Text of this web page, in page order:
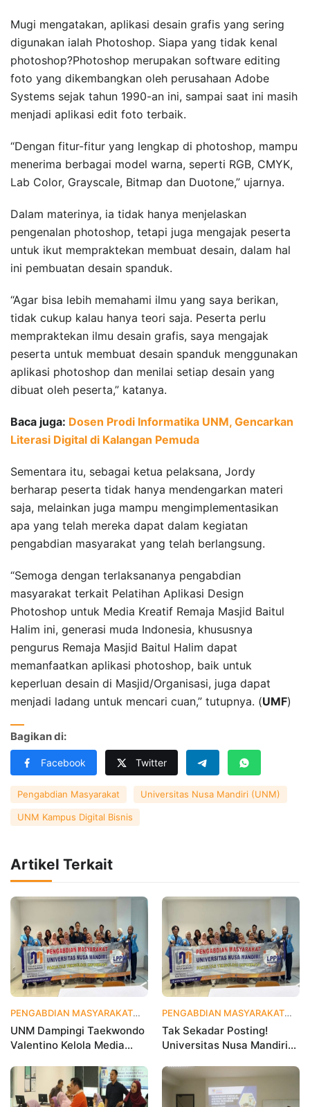
Mugi mengatakan, aplikasi desain grafis yang sering
digunakan ialah Photoshop. Siapa yang tidak kenal
photoshop?Photoshop merupakan software editing
foto yang dikembangkan oleh perusahaan Adobe
Systems sejak tahun 1990-an ini, sampai saat ini masih
menjadi aplikasi edit foto terbaik.
“Dengan fitur-fitur yang lengkap di photoshop, mampu
menerima berbagai model warna, seperti RGB, CMYK,
Lab Color, Grayscale, Bitmap dan Duotone,” ujarnya.
Dalam materinya, ia tidak hanya menjelaskan
pengenalan photoshop, tetapi juga mengajak peserta
untuk ikut mempraktekan membuat desain, dalam hal
ini pembuatan desain spanduk.
“Agar bisa lebih memahami ilmu yang saya berikan,
tidak cukup kalau hanya teori saja. Peserta perlu
mempraktekan ilmu desain grafis, saya mengajak
peserta untuk membuat desain spanduk menggunakan
aplikasi photoshop dan menilai setiap desain yang
dibuat oleh peserta,” katanya.
Baca juga: Dosen Prodi Informatika UNM, Gencarkan
Literasi Digital di Kalangan Pemuda
Sementara itu, sebagai ketua pelaksana, Jordy
berharap peserta tidak hanya mendengarkan materi
saja, melainkan juga mampu mengimplementasikan
apa yang telah mereka dapat dalam kegiatan
pengabdian masyarakat yang telah berlangsung.
“Semoga dengan terlaksananya pengabdian
masyarakat terkait Pelatihan Aplikasi Design
Photoshop untuk Media Kreatif Remaja Masjid Baitul
Halim ini, generasi muda Indonesia, khususnya
pengurus Remaja Masjid Baitul Halim dapat
memanfaatkan aplikasi photoshop, baik untuk
keperluan desain di Masjid/Organisasi, juga dapat
menjadi ladang untuk mencari cuan,” tutupnya. (UMF)
Bagikan di:
Facebook Twitter
Pengabdian Masyarakat Universitas Nusa Mandiri (UNM)
UNM Kampus Digital Bisnis
Artikel Terkait
PENGABDIAN MASYARAKAT 3 hari yang lalu
UNM Dampingi Taekwondo
Valentino Kelola Media
Branding Digital
PENGABDIAN MASYARAKAT
Tak Sekadar Posting!
Universitas Nusa Mandiri
agar Instagram Klub
Olahraga Makin Viral